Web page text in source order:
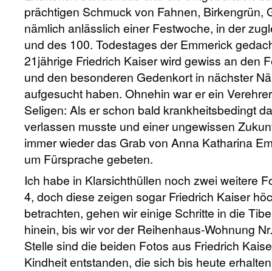
prächtigen Schmuck von Fahnen, Birkengrün,
nämlich anlässlich einer Festwoche, in der
und des 100. Todestages der Emmerick
21jährige Friedrich Kaiser wird gewiss an den
und den besonderen Gedenkort in nächster
aufgesucht haben. Ohnehin war er ein
Seligen: Als er schon bald krankheitsbedingt
verlassen musste und einer ungewissen
immer wieder das Grab von Anna Katharina
um Fürsprache gebeten.
Ich habe in Klarsichthüllen noch zwei weitere
4, doch diese zeigen sogar Friedrich Kaiser
betrachten, gehen wir einige Schritte in die
hinein, bis wir vor der Reihenhaus-Wohnung
Stelle sind die beiden Fotos aus Friedrich
Kindheit entstanden, die sich bis heute